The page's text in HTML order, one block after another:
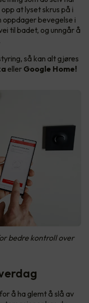
at lyset skrus på i
oppdager bevegelse i
til badet, og unngår å
så kan alt gjøres
eller Google Home!
bedre kontroll over
å ha glemt å slå av